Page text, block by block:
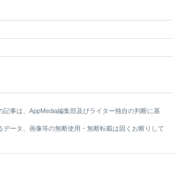
事は、AppMedia編集部及びライター独自の判断に基
ータ、画像等の無断使用・無断転載は固くお断りして